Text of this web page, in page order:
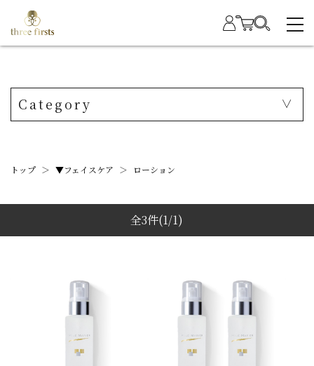
Category
トップ ＞ ▼フェイスケア ＞ ローション
全3件(1/1)